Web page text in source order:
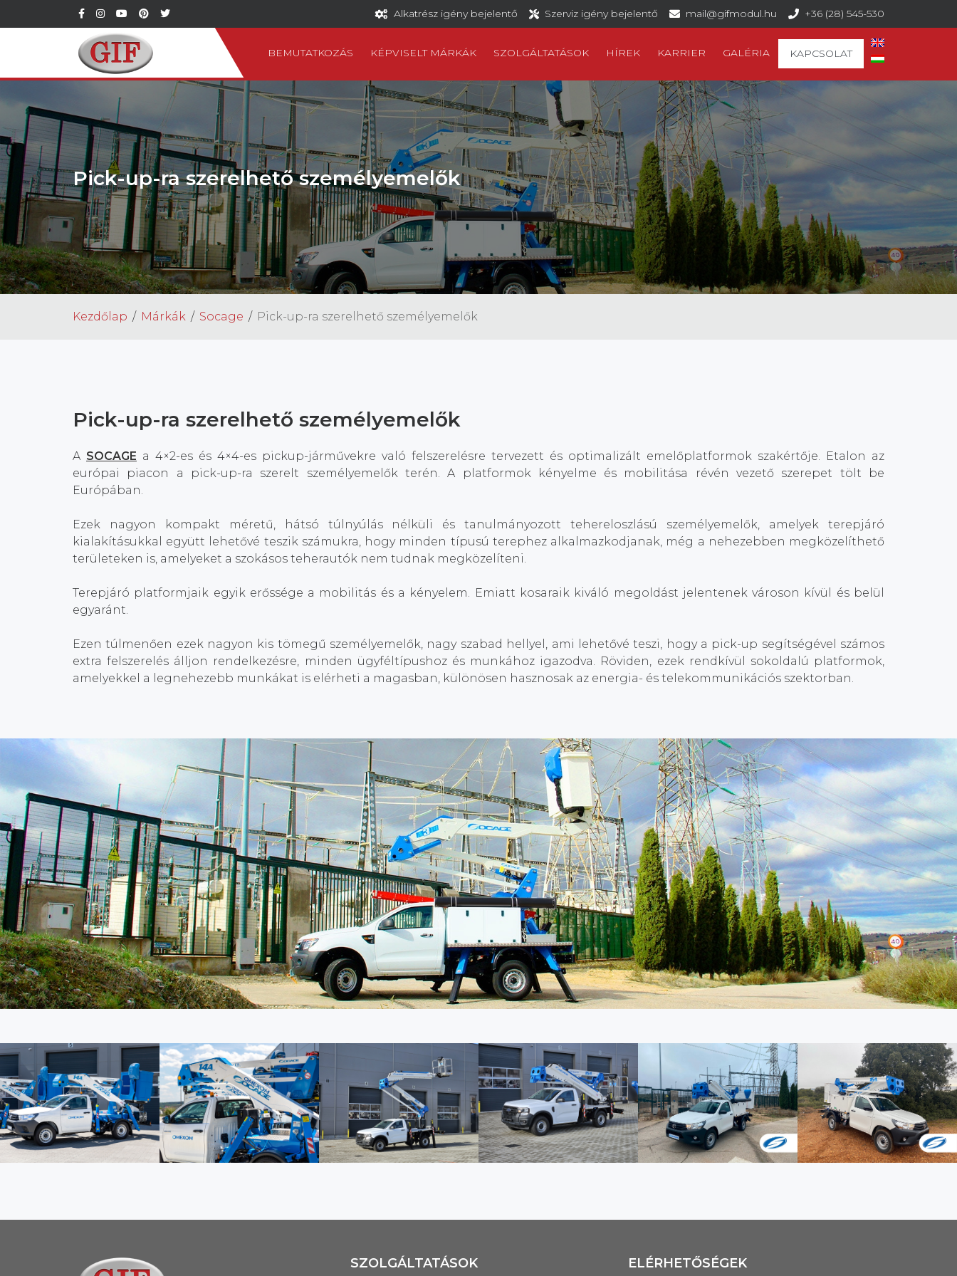
Alkatrész igény bejelentő Szerviz igény bejelentő mail@gifmodul.hu +36 (28) 545-530
BEMUTATKOZÁS KÉPVISELT MÁRKÁK SZOLGÁLTATÁSOK HÍREK KARRIER GALÉRIA KAPCSOLAT
Pick-up-ra szerelhető személyemelők
Kezdőlap Márkák Socage Pick-up-ra szerelhető személyemelők
Pick-up-ra szerelhető személyemelők
A SOCAGE a 4×2-es és 4×4-es pickup-járművekre való felszerelésre tervezett és optimalizált emelőplatformok szakértője. Etalon az
európai piacon a pick-up-ra szerelt személyemelők terén. A platformok kényelme és mobilitása révén vezető szerepet tölt be
Európában.
Ezek nagyon kompakt méretű, hátsó túlnyúlás nélküli és tanulmányozott tehereloszlású személyemelők, amelyek terepjáró
kialakításukkal együtt lehetővé teszik számukra, hogy minden típusú terephez alkalmazkodjanak, még a nehezebben megközelíthető
területeken is, amelyeket a szokásos teherautók nem tudnak megközelíteni.
Terepjáró platformjaik egyik erőssége a mobilitás és a kényelem. Emiatt kosaraik kiváló megoldást jelentenek városon kívül és belül
egyaránt.
Ezen túlmenően ezek nagyon kis tömegű személyemelők, nagy szabad hellyel, ami lehetővé teszi, hogy a pick-up segítségével számos
extra felszerelés álljon rendelkezésre, minden ügyféltípushoz és munkához igazodva. Röviden, ezek rendkívül sokoldalú platformok,
amelyekkel a legnehezebb munkákat is elérheti a magasban, különösen hasznosak az energia- és telekommunikációs szektorban.
SZOLGÁLTATÁSOK ELÉRHETŐSÉGEK